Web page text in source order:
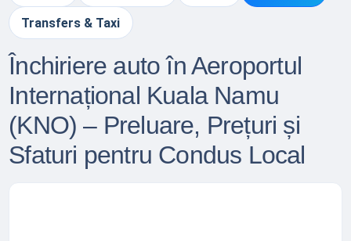
Transfers & Taxi
Închiriere auto în Aeroportul
Internațional Kuala Namu
(KNO) – Preluare, Prețuri și
Sfaturi pentru Condus Local